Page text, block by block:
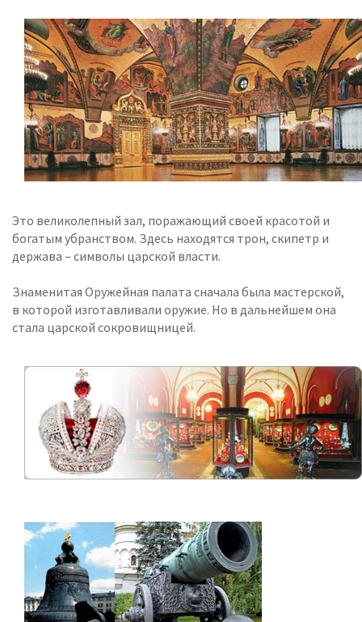
Это великолепный зал, поражающий своей красотой и
богатым убранством. Здесь находятся трон, скипетр и
держава – символы царской власти.
Знаменитая Оружейная палата сначала была мастерской,
в которой изготавливали оружие. Но в дальнейшем она
стала царской сокровищницей.